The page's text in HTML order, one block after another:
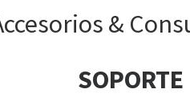
&
SOPORTE